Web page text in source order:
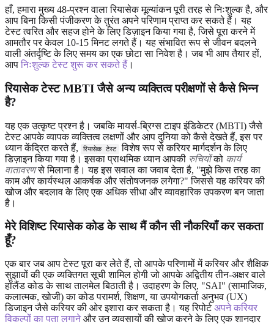
हाँ, हमारा मुख्य 48-प्रश्न वाला रियासेक मूल्यांकन पूरी तरह से निःशुल्क है, और
आप बिना किसी पंजीकरण के तुरंत अपने परिणाम प्राप्त कर सकते हैं। यह
टेस्ट त्वरित और सहज होने के लिए डिज़ाइन किया गया है, जिसे पूरा करने में
आमतौर पर केवल 10-15 मिनट लगते हैं। यह संभावित रूप से जीवन बदलने
वाली अंतर्दृष्टि के लिए समय का एक छोटा सा निवेश है। जब भी आप तैयार हों,
आप निःशुल्क टेस्ट शुरू कर सकते हैं ।
रियासेक टेस्ट MBTI जैसे अन्य व्यक्तित्व परीक्षणों से कैसे भिन्न
है?
यह एक उत्कृष्ट प्रश्न है। जबकि मायर्स-ब्रिग्स टाइप इंडिकेटर (MBTI) जैसे
टेस्ट आपके व्यापक व्यक्तित्व लक्षणों और आप दुनिया को कैसे देखते हैं, इस पर
ध्यान केंद्रित करते हैं,
रियासेक टेस्ट विशेष रूप से करियर मार्गदर्शन के लिए
डिज़ाइन किया गया है। इसका प्राथमिक ध्यान आपकी रुचियोंको कार्य
वातावरणसे मिलाना है। यह इस सवाल का जवाब देता है, "मुझे किस तरह का
काम और कार्यस्थल आकर्षक और संतोषजनक लगेगा?" जिससे यह करियर की
खोज और बदलाव के लिए एक अधिक सीधा और व्यावहारिक उपकरण बन जाता
है।
मेरे विशिष्ट रियासेक कोड के साथ मैं कौन सी नौकरियाँ कर सकता
हूँ?
एक बार जब आप टेस्ट पूरा कर लेते हैं, तो आपके परिणामों में करियर और शैक्षिक
सुझावों की एक व्यक्तिगत सूची शामिल होगी जो आपके अद्वितीय तीन-अक्षर वाले
हॉलैंड कोड के साथ तालमेल बिठाती है। उदाहरण के लिए, "SAI" (सामाजिक,
कलात्मक, खोजी) का कोड परामर्श, शिक्षण, या उपयोगकर्ता अनुभव (UX)
डिजाइन जैसे करियर की ओर इशारा कर सकता है। यह रिपोर्टअपने करियर
विकल्पों का पता लगानेऔर उन व्यवसायों की खोज करने के लिए एक शानदार